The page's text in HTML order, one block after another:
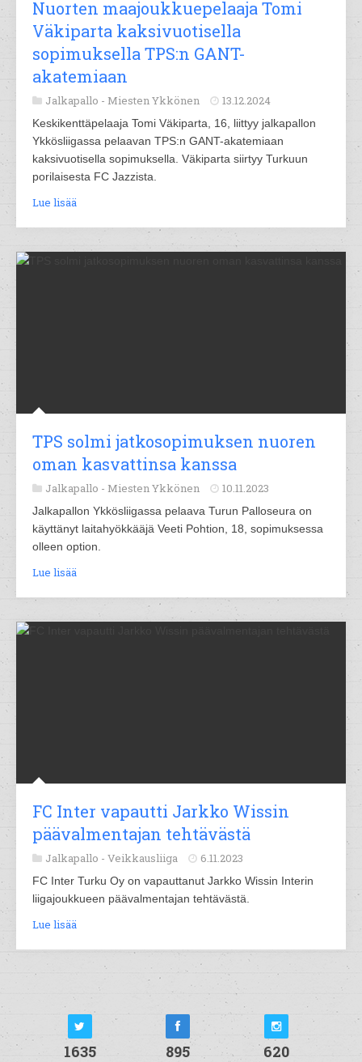
Nuorten maajoukkuepelaaja Tomi
Väkiparta kaksivuotisella
sopimuksella TPS:n GANT-
akatemiaan
Jalkapallo - Miesten Ykkönen 13.12.2024
Keskikenttäpelaaja Tomi Väkiparta, 16, liittyy jalkapallon
Ykkösliigassa pelaavan TPS:n GANT-akatemiaan
kaksivuotisella sopimuksella. Väkiparta siirtyy Turkuun
porilaisesta FC Jazzista.
Lue lisää
TPS solmi jatkosopimuksen nuoren
oman kasvattinsa kanssa
Jalkapallo - Miesten Ykkönen 10.11.2023
Jalkapallon Ykkösliigassa pelaava Turun Palloseura on
käyttänyt laitahyökkääjä Veeti Pohtion, 18, sopimuksessa
olleen option.
Lue lisää
FC Inter vapautti Jarkko Wissin
päävalmentajan tehtävästä
Jalkapallo - Veikkausliiga 6.11.2023
FC Inter Turku Oy on vapauttanut Jarkko Wissin Interin
liigajoukkueen päävalmentajan tehtävästä.
Lue lisää
1635 895 620